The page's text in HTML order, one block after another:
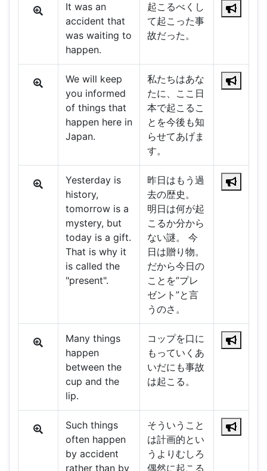
It was an
accident that
was waiting to
happen.
起こるべくし
て起こった事
故だった。
We will keep
you informed
of things that
happen here in
Japan.
私たちはあな
たに、ここ日
本で起こるこ
とを今後も知
らせてあげま
す。
Yesterday is
history,
tomorrow is a
mystery, but
today is a gift.
That is why it
is called the
"present".
昨日はもう過
去の歴史。
明日は何が起
こるか分から
ない謎。 今
日は贈り物。
だから今日の
ことを”プレ
ゼント”と言
うのさ。
Many things
happen
between the
cup and the
lip.
コップを口に
もっていくあ
いだにも事故
は起こる。
Such things
often happen
by accident
rather than by
そういうこと
は計画的とい
うよりむしろ
偶然に起こる